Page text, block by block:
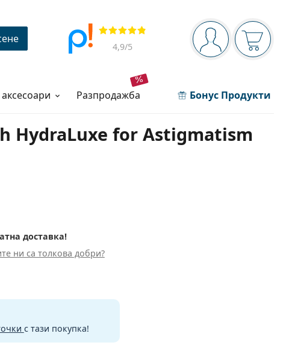
Navigation panel
Вие сте вписани
Прегледи
4,9/5
разпродажба Бонус Продукти
HydraLuxe for Astigmatism
доставка!
ни са толкова добри?
с тази покупка!